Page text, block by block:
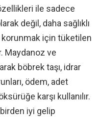
ile sadece
değil, daha sağlıklı
korunmak için tüketilen
Maydanoz ve
böbrek taşı, idrar
ödem, adet
karşı kullanılır.
iyi gelip